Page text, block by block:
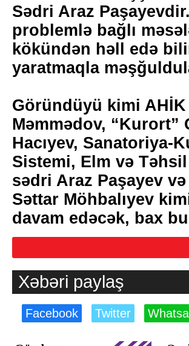
Sədri Araz
problemlə bağlı
kökündən həll edə
yaratmaqla
Göründüyü kimi
Məmmədov,
Hacıyev, Sanatoriya-
Sistemi, Elm və
sədri Araz Paşayev
Səttar Möhbalıyev
davam edəcək, bax
Xəbəri paylaş
Facebook Twitter